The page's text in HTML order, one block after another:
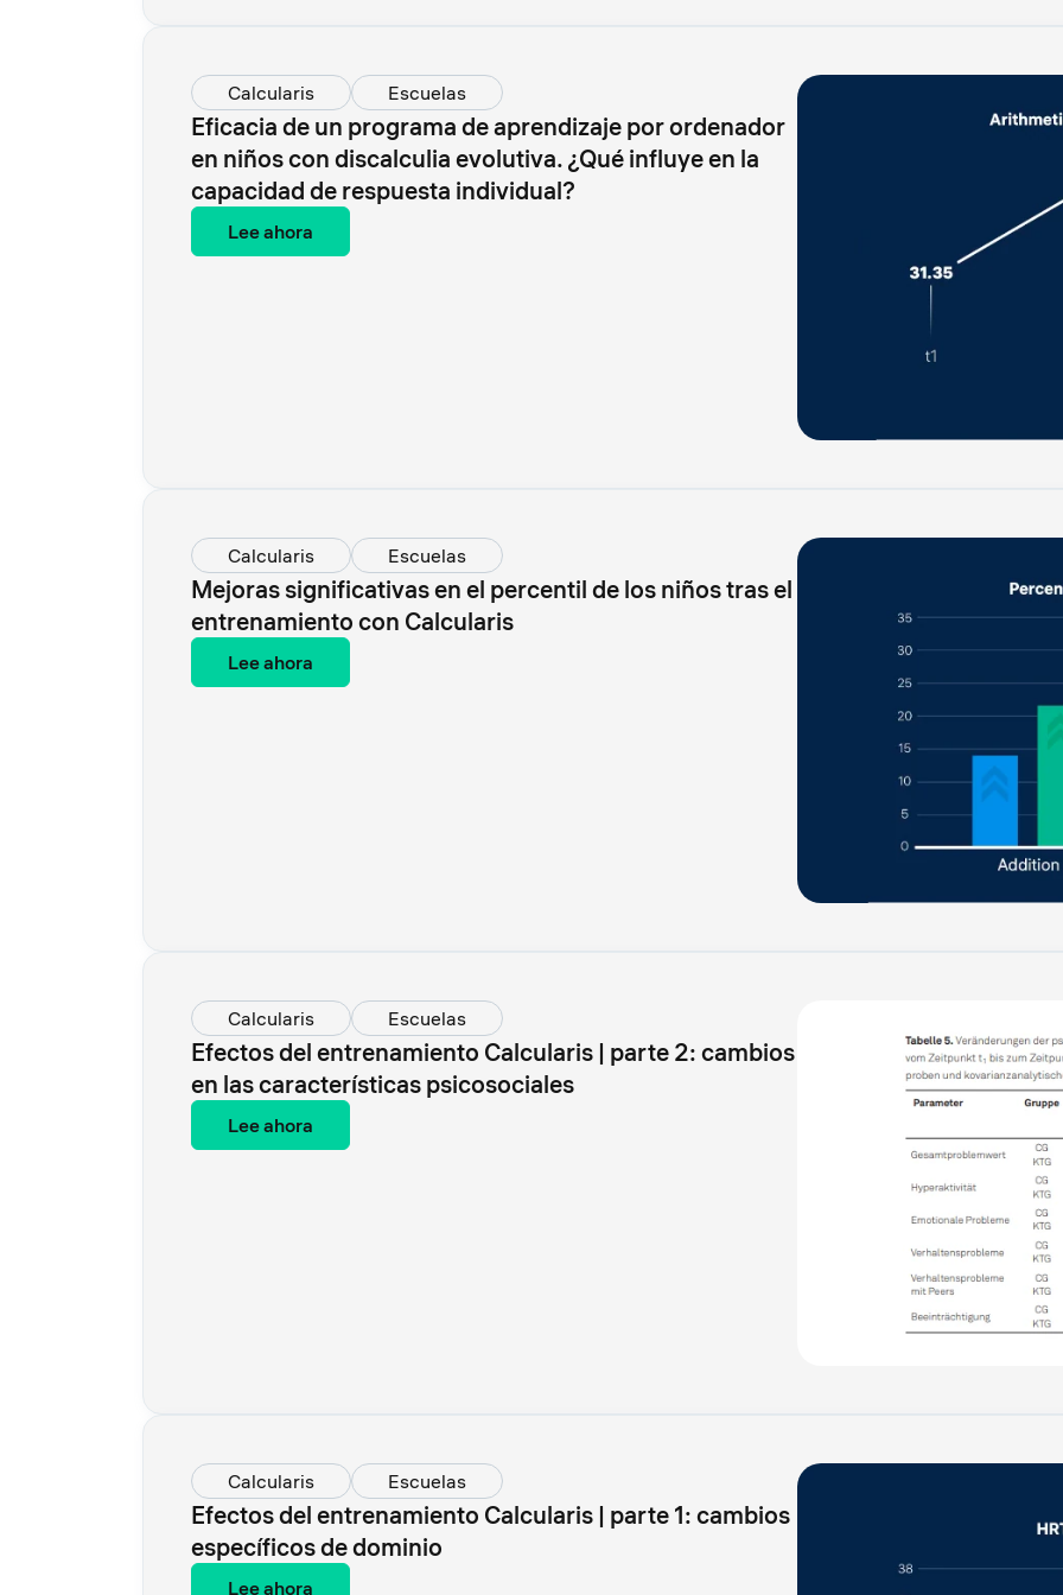
Calcularis Escuelas
Eficacia de un programa de aprendizaje por ordenador
en niños con discalculia evolutiva. ¿Qué influye en la
capacidad de respuesta individual?
Lee ahora
Calcularis Escuelas
Mejoras significativas en el percentil de los niños tras el
entrenamiento con Calcularis
Lee ahora
Calcularis Escuelas
Efectos del entrenamiento Calcularis | parte 2: cambios
en las características psicosociales
Lee ahora
Calcularis Escuelas
Efectos del entrenamiento Calcularis | parte 1: cambios
específicos de dominio
Lee ahora